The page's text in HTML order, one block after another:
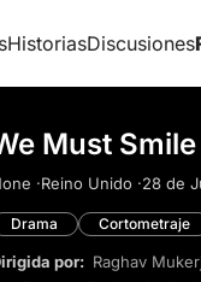
HistoriasDiscusiones
Must
·Reino Unido ·28 de
Drama Cortometraje
por: Raghav